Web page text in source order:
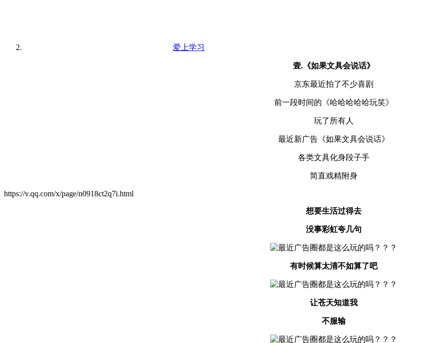
爱上学习
壹.《如果文具会说话》
京东最近拍了不少喜剧
前一段时间的《哈哈哈哈哈玩笑》
玩了所有人
最近新广告《如果文具会说话》
各类文具化身段子手
简直戏精附身
https://v.qq.com/x/page/n0918ct2q7i.html
想要生活过得去
没事彩虹夸几句
有时候算太清不如算了吧
让苍天知道我
不服输